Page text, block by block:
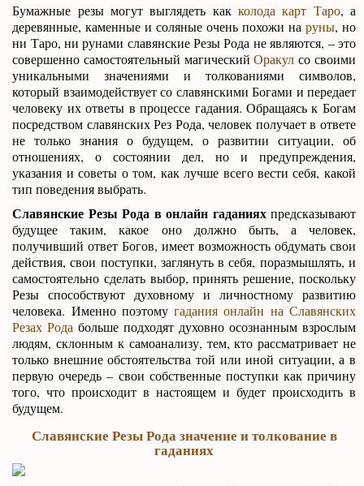
Бумажные резы могут выглядеть как колода карт Таро, а
деревянные, каменные и соляные очень похожи на руны, но
ни Таро, ни рунами славянские Резы Рода не являются, – это
совершенно самостоятельный магическийОракул со своими
уникальными значениями и толкованиями символов,
который взаимодействует со славянскими Богами и передает
человеку их ответы в процессе гадания. Обращаясь к Богам
посредством славянских Рез Рода, человек получает в ответе
не только знания о будущем, о развитии ситуации, об
отношениях, о состоянии дел, но и предупреждения,
указания и советы о том, как лучше всего вести себя, какой
тип поведения выбрать.
Славянские Резы Рода в онлайн гаданияхпредсказывают
будущее таким, какое оно должно быть, а человек,
получивший ответ Богов, имеет возможность обдумать свои
действия, свои поступки, заглянуть в себя, поразмышлять, и
самостоятельно сделать выбор, принять решение, поскольку
Резы способствуют духовному и личностному развитию
человека. Именно поэтомугадания онлайн на Славянских
Резах Рода больше подходят духовно осознанным взрослым
людям, склонным к самоанализу, тем, кто рассматривает не
только внешние обстоятельства той или иной ситуации, а в
первую очередь – свои собственные поступки как причину
того, что происходит в настоящем и будет происходить в
будущем.
Славянские Резы Рода значение и толкование в
гаданиях